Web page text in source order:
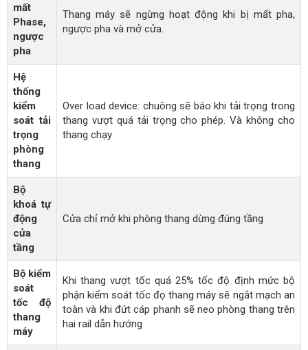
mất
Phase,
ngược
pha
Thang máy sẽ ngừng hoạt động khi bị mất pha,
ngược pha và mở cửa.
Hệ
thống
kiểm
soát tải
trọng
phòng
thang
Over load device: chuông sẽ báo khi tải trọng trong
thang vượt quá tải trọng cho phép. Và không cho
thang chạy
Bộ
khoá tự
động
cửa
tầng
Cửa chỉ mở khi phòng thang dừng đúng tầng
Bộ kiểm
soát
tốc độ
thang
máy
Khi thang vượt tốc quá 25% tốc độ định mức bộ
phận kiểm soát tốc đọ thang máy sẽ ngắt mạch an
toàn và khi đứt cáp phanh sẽ neo phòng thang trên
hai rail dẫn hướng